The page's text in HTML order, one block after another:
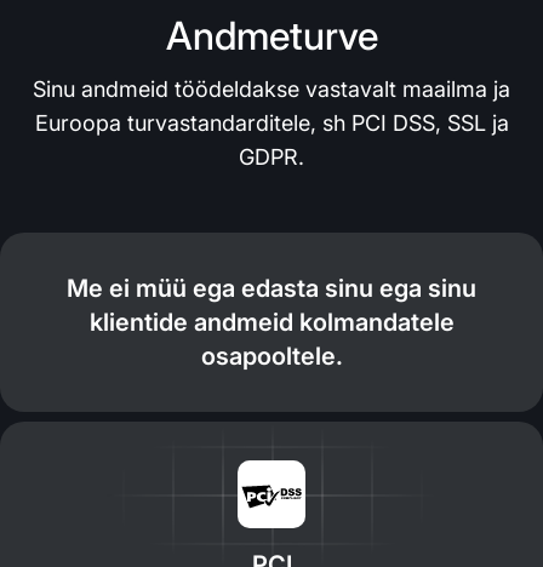
Andmeturve
Sinu andmeid töödeldakse vastavalt maailma ja
Euroopa turvastandarditele, sh PCI DSS, SSL ja
GDPR.
Me ei müü ega edasta sinu ega sinu
klientide andmeid kolmandatele
osapooltele.